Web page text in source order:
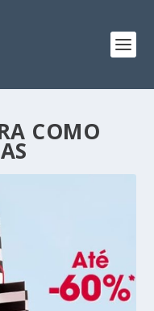
COMO